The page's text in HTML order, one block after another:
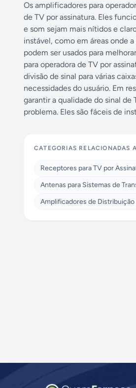
Os amplificadores para
de TV por assinatura. Eles
e som sejam mais nítidos e
instável, como em áreas onde
podem ser usados para
para operadora de TV por
divisão de sinal para várias
necessidades do usuário. Em
garantir a qualidade do sinal de
problema. Eles são fáceis de
CATEGORIAS RELACIONADAS
Receptores para TV por
Antenas para Sistemas de
Amplificadores de Distribuição